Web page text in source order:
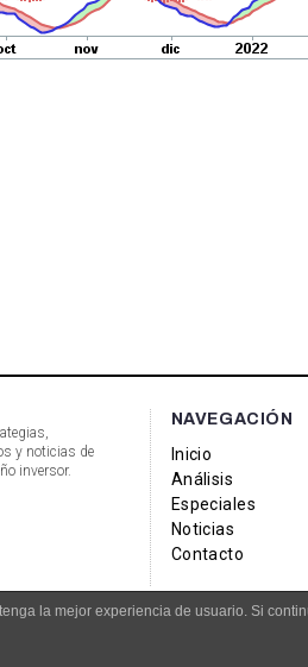
y noticias de
inversor.
NAVEGACIÓN
Inicio
Análisis
Especiales
Noticias
Contacto
la mejor experiencia de usuario. Si